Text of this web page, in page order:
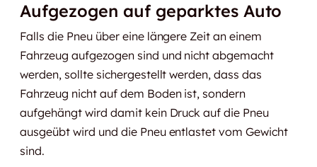
Aufgezogen auf geparktes Auto
Falls die Pneu über eine längere Zeit an einem
Fahrzeug aufgezogen sind und nicht abgemacht
werden, sollte sichergestellt werden, dass das
Fahrzeug nicht auf dem Boden ist, sondern
aufgehängt wird damit kein Druck auf die Pneu
ausgeübt wird und die Pneu entlastet vom Gewicht
sind.